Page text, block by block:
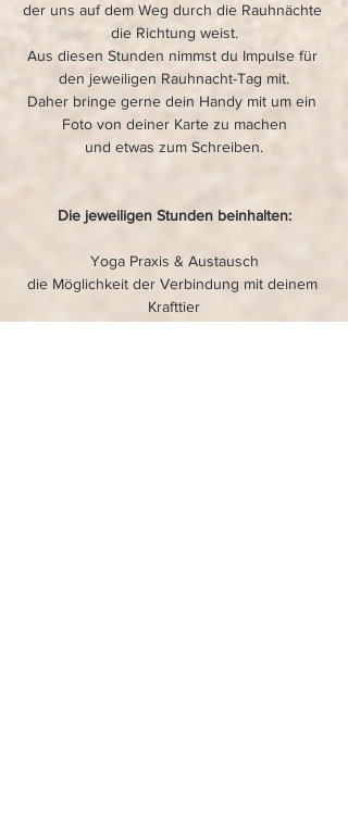
der uns auf dem Weg durch die Rauhnächte
die Richtung weist.
Aus diesen Stunden nimmst du Impulse für
den jeweiligen Rauhnacht-Tag mit.
Daher bringe gerne dein Handy mit um ein
Foto von deiner Karte zu machen
und etwas zum Schreiben.
Die jeweiligen Stunden beinhalten:
Yoga Praxis & Austausch
die Möglichkeit der Verbindung mit deinem
Krafttier